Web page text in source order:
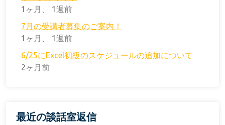
1ヶ月、 1週前
7月の受講者募集のご案内！
1ヶ月、 1週前
6/25にExcel初級のスケジュールの追加について
2ヶ月前
最近の談話室返信